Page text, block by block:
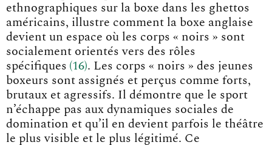
ethnographiques sur la boxe dans les ghettos
américains, illustre comment la boxe anglaise
devient un espace où les corps « noirs » sont
socialement orientés vers des rôles
spécifiques 16 . Les corps « noirs » des jeunes
boxeurs sont assignés et perçus comme forts,
brutaux et agressifs. Il démontre que le sport
n’échappe pas aux dynamiques sociales de
domination et qu’il en devient parfois le théâtre
le plus visible et le plus légitimé. Ce